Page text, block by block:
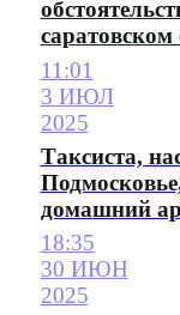
саратовском
11:01
3 ИЮЛ
2025
Таксиста,
домашний
18:35
30 ИЮН
2025